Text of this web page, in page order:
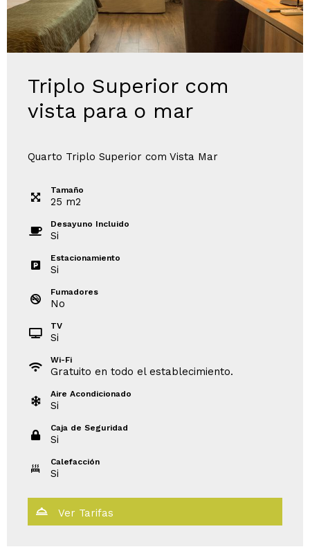
Triplo Superior com
vista para o mar
Quarto Triplo Superior com Vista Mar
Tamaño
25 m2
Desayuno Incluido
Si
Estacionamiento
Si
Fumadores
No
TV
Si
Wi-Fi
Gratuito en todo el establecimiento.
Aire Acondicionado
Si
Caja de Seguridad
Si
Calefacción
Si
Ver Tarifas